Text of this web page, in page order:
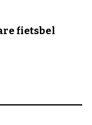
fietsbel